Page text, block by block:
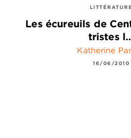
LITTÉRATURE
Les écureuils de
tristes
Katherine
16/06/2010